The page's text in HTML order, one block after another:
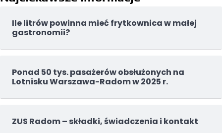
Ile litrów powinna mieć frytkownica w małej
gastronomii?
Ponad 50 tys. pasażerów obsłużonych na
Lotnisku Warszawa-Radom w 2025 r.
ZUS Radom – składki, świadczenia i kontakt